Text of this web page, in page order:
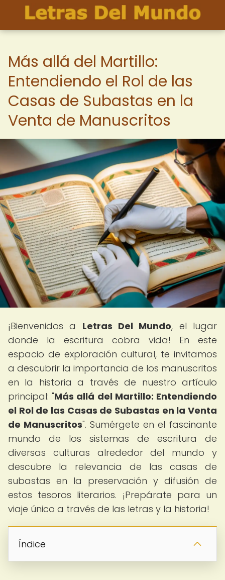
Más allá del Martillo:
Entendiendo el Rol de las
Casas de Subastas en la
Venta de Manuscritos
¡Bienvenidos a Letras Del Mundo, el lugar
donde la escritura cobra vida! En este
espacio de exploración cultural, te invitamos
a descubrir la importancia de los manuscritos
en la historia a través de nuestro artículo
principal: "Más allá del Martillo: Entendiendo
el Rol de las Casas de Subastas en la Venta
de Manuscritos". Sumérgete en el fascinante
mundo de los sistemas de escritura de
diversas culturas alrededor del mundo y
descubre la relevancia de las casas de
subastas en la preservación y difusión de
estos tesoros literarios. ¡Prepárate para un
viaje único a través de las letras y la historia!
Índice